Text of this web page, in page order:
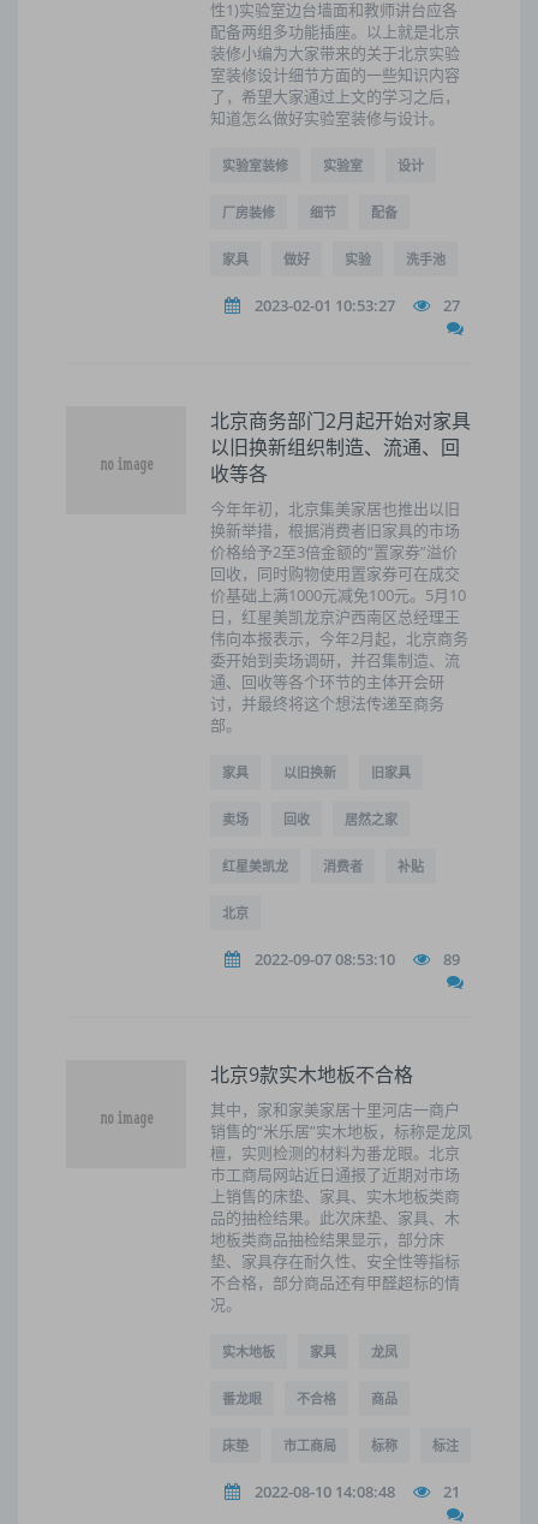
性1)实验室边台墙面和教师讲台应各
配备两组多功能插座。以上就是北京
装修小编为大家带来的关于北京实验
室装修设计细节方面的一些知识内容
了，希望大家通过上文的学习之后，
知道怎么做好实验室装修与设计。
实验室装修 实验室 设计
厂房装修 细节 配备
家具 做好 实验 洗手池
2023-02-01 10:53:27 27
北京商务部门2月起开始对家具
以旧换新组织制造、流通、回
收等各
今年年初，北京集美家居也推出以旧
换新举措，根据消费者旧家具的市场
价格给予2至3倍金额的“置家券”溢价
回收，同时购物使用置家券可在成交
价基础上满1000元减免100元。5月10
日，红星美凯龙京沪西南区总经理王
伟向本报表示，今年2月起，北京商务
委开始到卖场调研，并召集制造、流
通、回收等各个环节的主体开会研
讨，并最终将这个想法传递至商务
部。
家具 以旧换新 旧家具
卖场 回收 居然之家
红星美凯龙 消费者 补贴
北京
2022-09-07 08:53:10 89
北京9款实木地板不合格
其中，家和家美家居十里河店一商户
销售的“米乐居”实木地板，标称是龙凤
檀，实则检测的材料为番龙眼。北京
市工商局网站近日通报了近期对市场
上销售的床垫、家具、实木地板类商
品的抽检结果。此次床垫、家具、木
地板类商品抽检结果显示，部分床
垫、家具存在耐久性、安全性等指标
不合格，部分商品还有甲醛超标的情
况。
实木地板 家具 龙凤
番龙眼 不合格 商品
床垫 市工商局 标称 标注
2022-08-10 14:08:48 21